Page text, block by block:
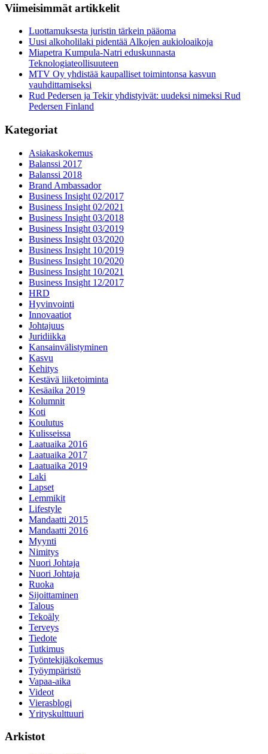
Viimeisimmät artikkelit
Luottamuksesta juristin tärkein pääoma
Uusi alkoholilaki pidentää Alkojen aukioloaikoja
Miapetra Kumpula-Natri eduskunnasta
Teknologiateollisuuteen
MTV Oy yhdistää kaupalliset toimintonsa kasvun
vauhdittamiseksi
Rud Pedersen ja Tekir yhdistyivät: uudeksi nimeksi Rud
Pedersen Finland
Kategoriat
Asiakaskokemus
Balanssi 2017
Balanssi 2018
Brand Ambassador
Business Insight 02/2017
Business Insight 02/2021
Business Insight 03/2018
Business Insight 03/2019
Business Insight 03/2020
Business Insight 10/2019
Business Insight 10/2020
Business Insight 10/2021
Business Insight 12/2017
HRD
Hyvinvointi
Innovaatiot
Johtajuus
Juridiikka
Kansainvälistyminen
Kasvu
Kehitys
Kestävä liiketoiminta
Kesäaika 2019
Kolumnit
Koti
Koulutus
Kulisseissa
Laatuaika 2016
Laatuaika 2017
Laatuaika 2019
Laki
Lapset
Lemmikit
Lifestyle
Mandaatti 2015
Mandaatti 2016
Myynti
Nimitys
Nuori Johtaja
Nuori Johtaja
Ruoka
Sijoittaminen
Talous
Tekoäly
Terveys
Tiedote
Tutkimus
Työntekijäkokemus
Työympäristö
Vapaa-aika
Videot
Vierasblogi
Yrityskulttuuri
Arkistot